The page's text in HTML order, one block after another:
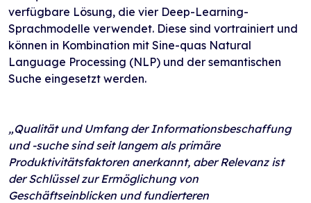
verfügbare Lösung, die vier Deep-Learning-
Sprachmodelle verwendet. Diese sind vortrainiert und
können in Kombination mit Sine-quas Natural
Language Processing (NLP) und der semantischen
Suche eingesetzt werden.
„Qualität und Umfang der Informationsbeschaffung
und -suche sind seit langem als primäre
Produktivitätsfaktoren anerkannt, aber Relevanz ist
der Schlüssel zur Ermöglichung von
Geschäftseinblicken und fundierteren